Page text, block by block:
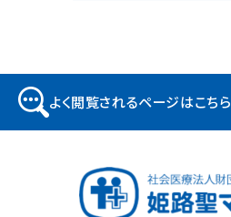
よく閲覧されるページはこちら